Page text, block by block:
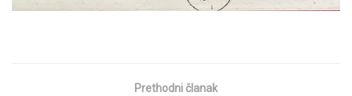
Prethodni članak